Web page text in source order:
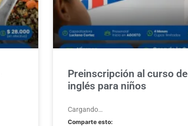
Preinscripción al curso de
inglés para niños
Cargando…
Comparte esto: